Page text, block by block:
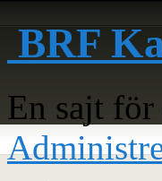
BRF
En sajt